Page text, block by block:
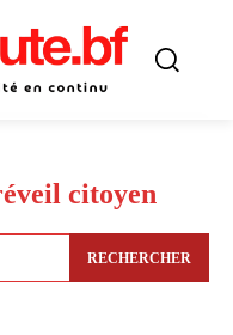
citoyen
RECHERCHER